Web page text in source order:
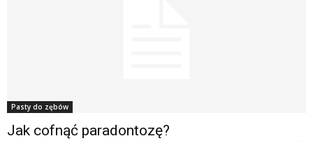
Pasty do zębów
Jak cofnąć paradontozę?